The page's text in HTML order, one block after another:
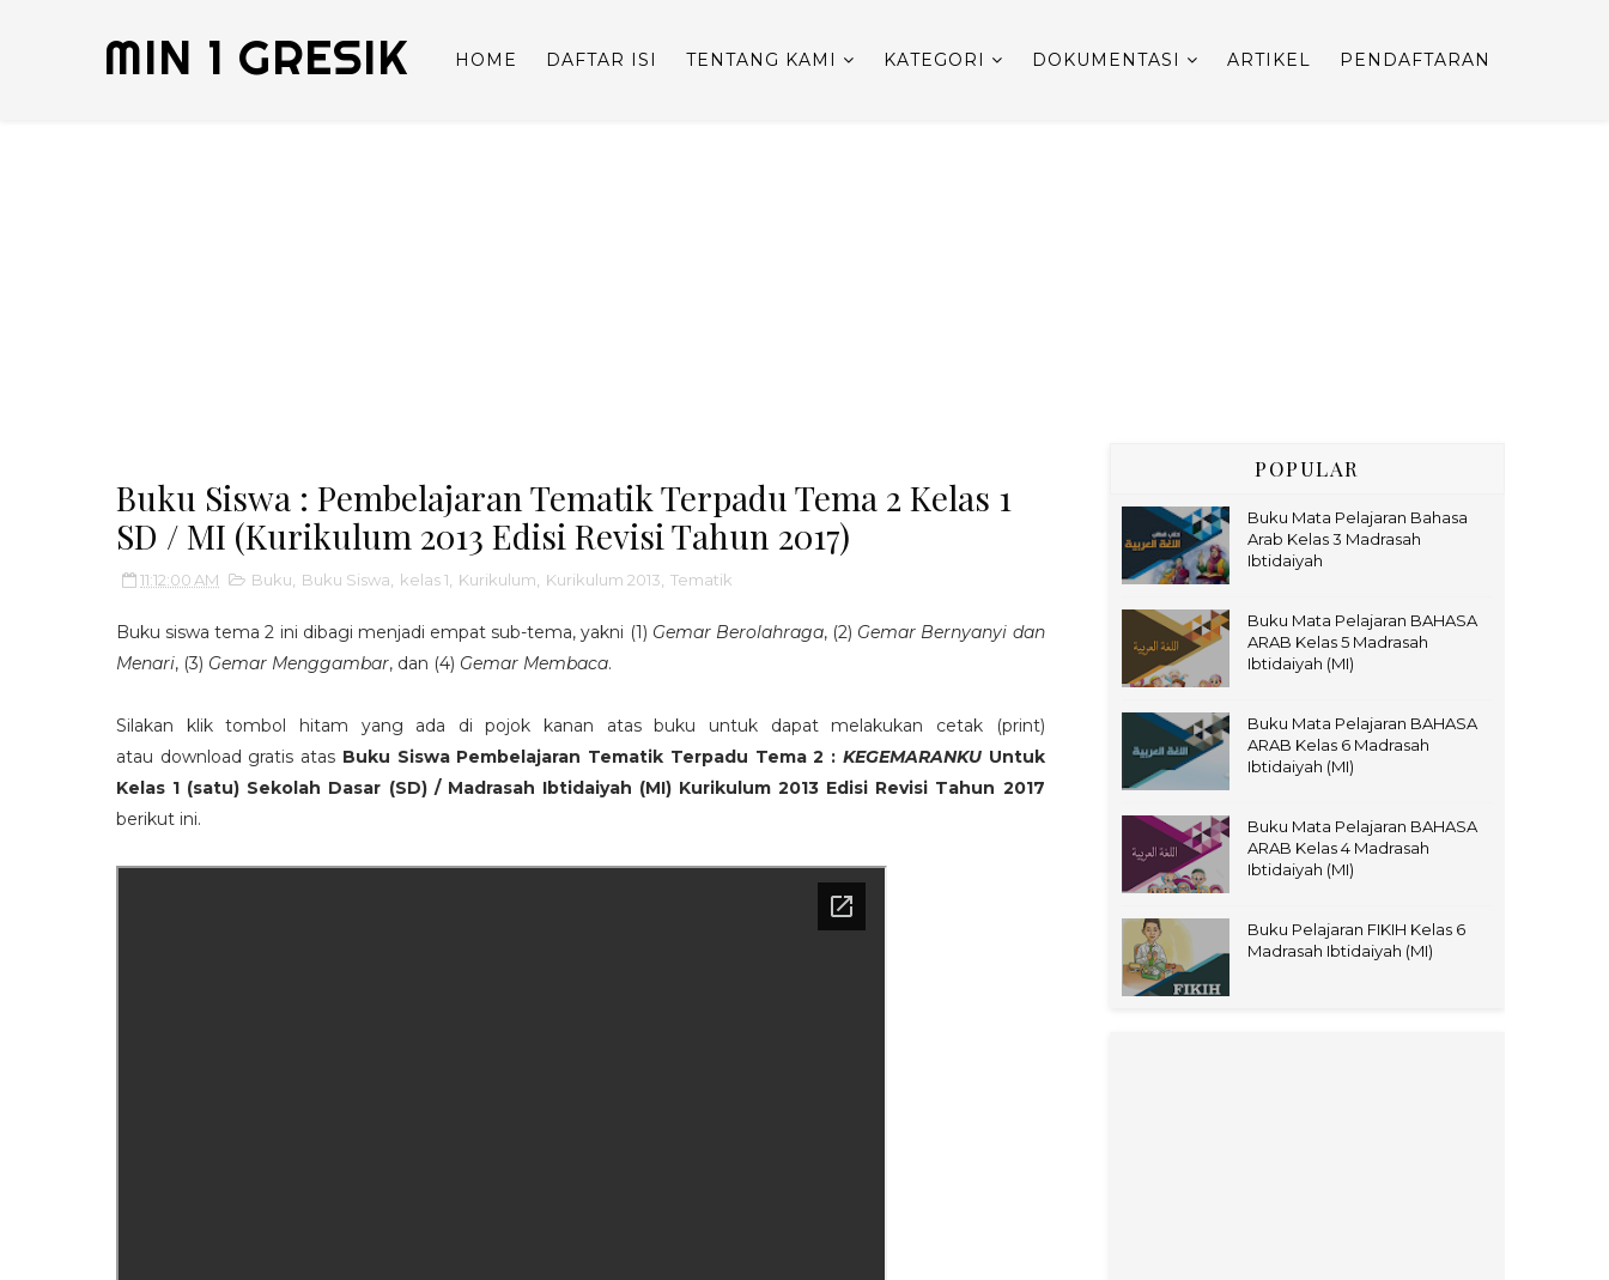
MIN 1 GRESIK HOME DAFTAR ISI TENTANG KAMI KATEGORI DOKUMENTASI ARTIKEL PENDAFTARAN
Buku Siswa : Pembelajaran Tematik Terpadu Tema 2 Kelas 1
SD / MI (Kurikulum 2013 Edisi Revisi Tahun 2017)
11:12:00 AM Buku Buku Siswa kelas 1 Kurikulum Kurikulum 2013 Tematik
Buku siswa tema 2 ini dibagi menjadi empat sub-tema, yakni (1) Gemar Berolahraga, (2) Gemar Bernyanyi dan
Menari, (3) Gemar Menggambar, dan (4) Gemar Membaca.
Silakan klik tombol hitam yang ada di pojok kanan atas buku untuk dapat melakukan cetak (print)
atau download gratis atas Buku Siswa Pembelajaran Tematik Terpadu Tema 2 : KEGEMARANKUUntuk
Kelas 1 (satu) Sekolah Dasar (SD) / Madrasah Ibtidaiyah (MI) Kurikulum 2013 Edisi Revisi Tahun 2017
berikut ini.
POPULAR
Buku Mata Pelajaran Bahasa
Arab Kelas 3 Madrasah
Ibtidaiyah
Buku Mata Pelajaran BAHASA
ARAB Kelas 5 Madrasah
Ibtidaiyah (MI)
Buku Mata Pelajaran BAHASA
ARAB Kelas 6 Madrasah
Ibtidaiyah (MI)
Buku Mata Pelajaran BAHASA
ARAB Kelas 4 Madrasah
Ibtidaiyah (MI)
Buku Pelajaran FIKIH Kelas 6
Madrasah Ibtidaiyah (MI)